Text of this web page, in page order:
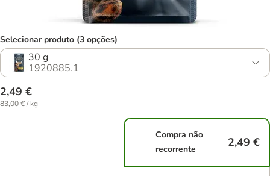
Selecionar produto (3 opções)
30 g
1920885.1
2,49 €
83,00 € / kg
Compra não
recorrente
2,49 €